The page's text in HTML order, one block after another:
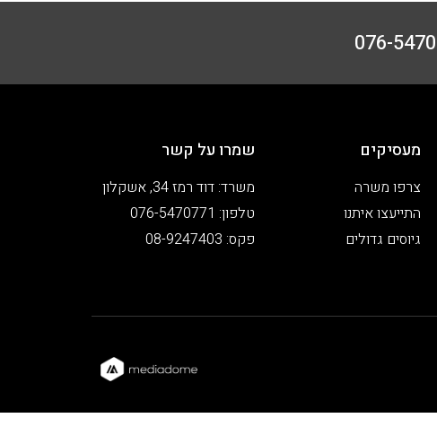
מעסיקים
צרפו משרה
התייעצו איתנו
גיוסים גדולים
שמרו על קשר
משרד: דוד רמז 34, אשקלון
טלפון: 076-5470771
פקס: 08-9247403